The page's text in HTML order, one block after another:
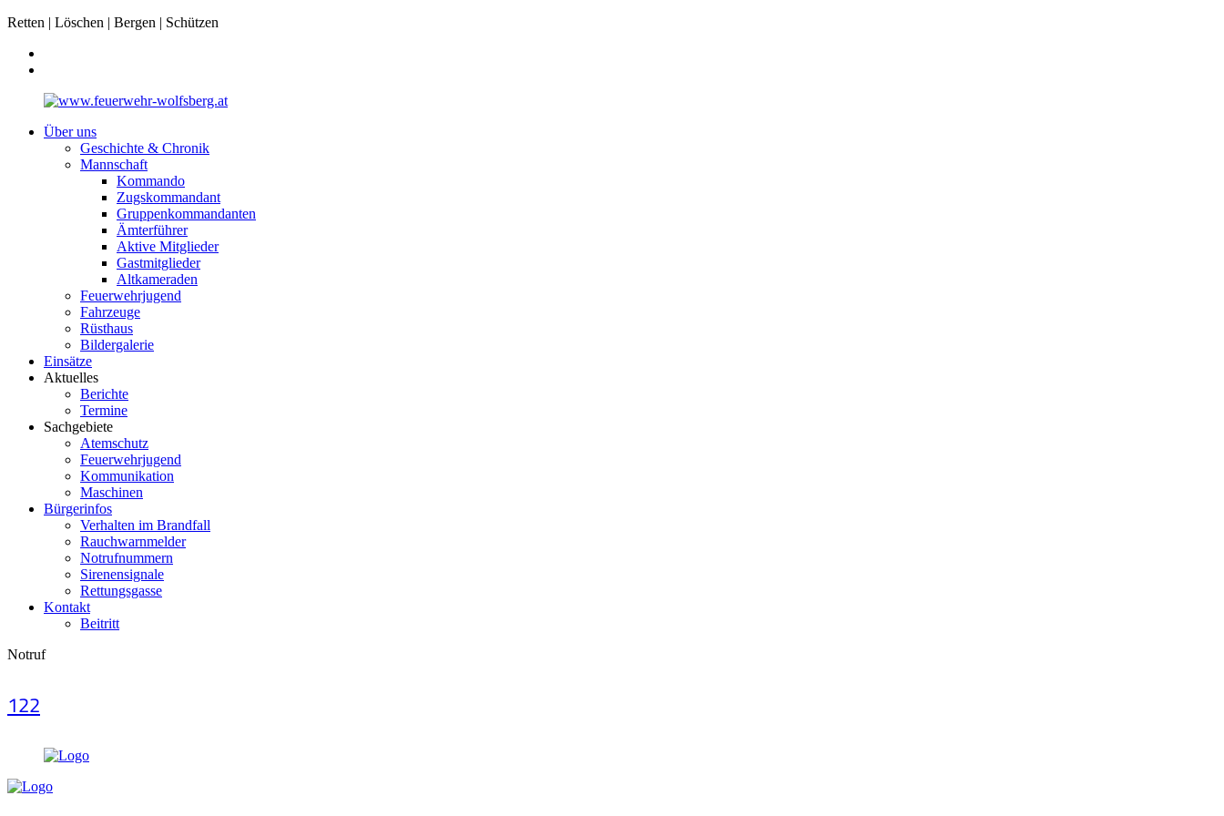
Retten | Löschen | Bergen | Schützen
Über uns
Geschichte & Chronik
Mannschaft
Kommando
Zugskommandant
Gruppenkommandanten
Ämterführer
Aktive Mitglieder
Gastmitglieder
Altkameraden
Feuerwehrjugend
Fahrzeuge
Rüsthaus
Bildergalerie
Einsätze
Aktuelles
Berichte
Termine
Sachgebiete
Atemschutz
Feuerwehrjugend
Kommunikation
Maschinen
Bürgerinfos
Verhalten im Brandfall
Rauchwarnmelder
Notrufnummern
Sirenensignale
Rettungsgasse
Kontakt
Beitritt
Notruf
122